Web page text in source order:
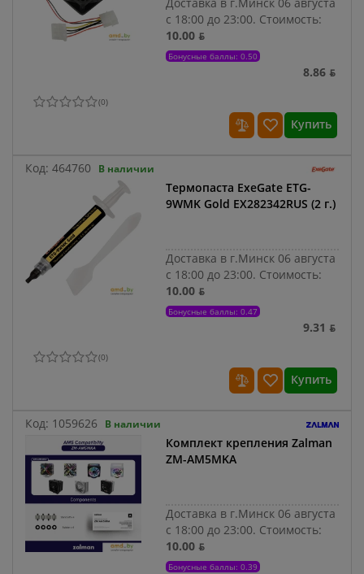
с 18:00 до 23:00. Стоимость:
10.00 ƃ
Бонусные баллы: 0.50
8.86 ƃ
(0)
Купить
Код: 464760 В наличии
Термопаста ExeGate ETG-
9WMK Gold EX282342RUS (2 г.)
Доставка в г.Минск 06 августа
с 18:00 до 23:00. Стоимость:
10.00 ƃ
Бонусные баллы: 0.47
9.31 ƃ
(0)
Купить
Код: 1059626 В наличии
Комплект крепления Zalman
ZM-AM5MKA
Доставка в г.Минск 06 августа
с 18:00 до 23:00. Стоимость:
10.00 ƃ
Бонусные баллы: 0.39